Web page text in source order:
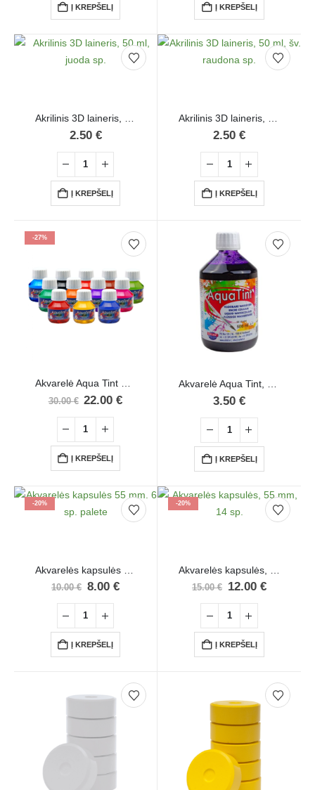
Į KREPŠELĮ Į KREPŠELĮ
Akrilinis 3D laineris, 50 ml, juoda sp.
2.50 €
Į KREPŠELĮ
Akrilinis 3D laineris, 50 ml, šv. raudona sp.
2.50 €
Į KREPŠELĮ
-27%
Akvarelė Aqua Tint 50 ml, 12 sp.
30.00€ 22.00€
Į KREPŠELĮ
Akvarelė Aqua Tint, 500 ml, pastel. violetinė sp.
3.50 €
Į KREPŠELĮ
-20%
10.00€ 8.00 €
Į KREPŠELĮ
-20%
15.00€ 12.00 €
Į KREPŠELĮ